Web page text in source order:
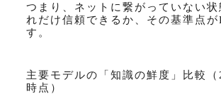
つまり、ネットに繋がっていない状
れだけ信頼できるか、その基準点が
す。
主要モデルの「知識の鮮度」比較（
時点）